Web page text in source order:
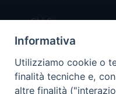
Chi Siamo
Redazione
Scrivici
Informativa
Utilizziamo cookie o
finalità tecniche e,
altre finalità